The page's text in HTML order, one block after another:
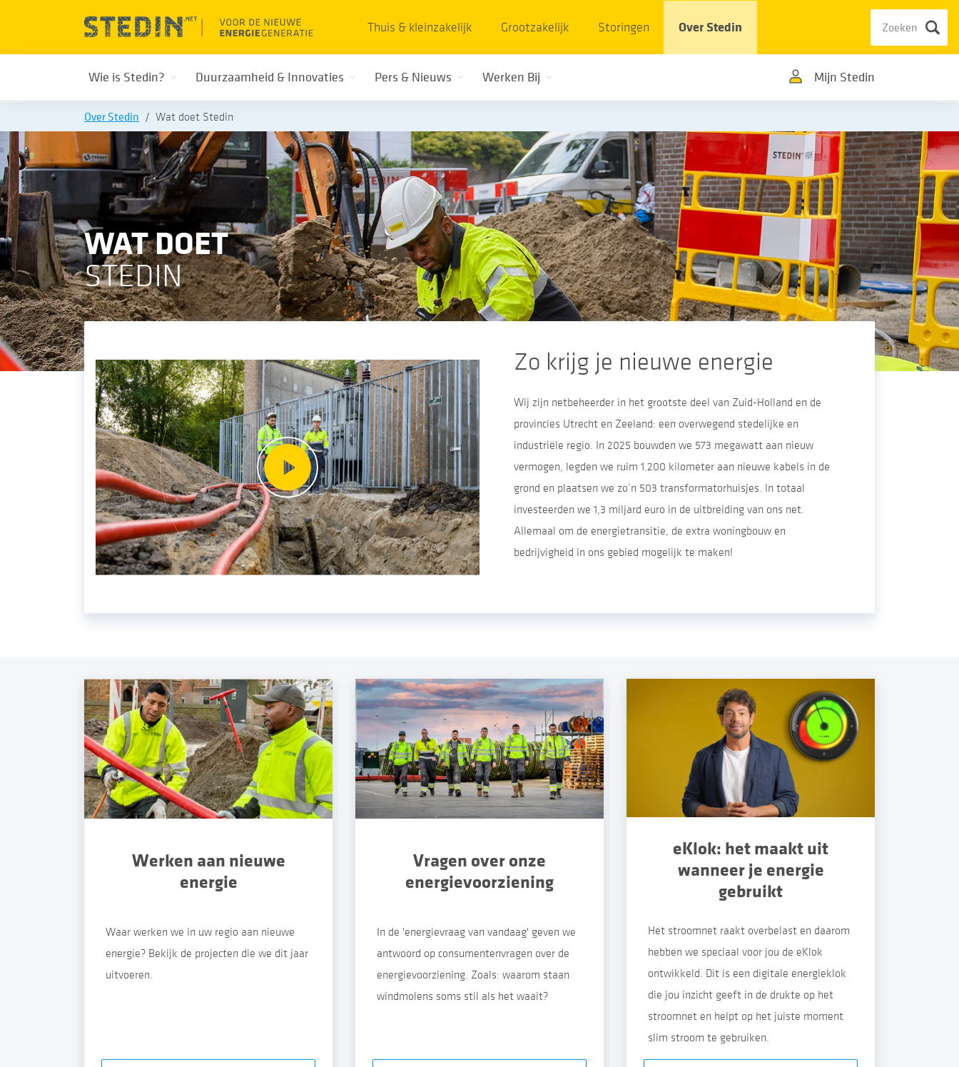
Thuis & kleinzakelijk Grootzakelijk Storingen Over Stedin
Wie is Stedin? Duurzaamheid & Innovaties Pers & Nieuws Werken Bij Mijn Stedin
Over Stedin Wat doet Stedin
WAT DOET
STEDIN
Zo krijg je nieuwe energie
Wij zijn netbeheerder in het grootste deel van Zuid-Holland en de
provincies Utrecht en Zeeland: een overwegend stedelijke en
industriële regio. In 2025 bouwden we 573 megawatt aan nieuw
vermogen, legden we ruim 1.200 kilometer aan nieuwe kabels in de
grond en plaatsen we zo’n 503 transformatorhuisjes. In totaal
investeerden we 1,3 miljard euro in de uitbreiding van ons net.
Allemaal om de energietransitie, de extra woningbouw en
bedrijvigheid in ons gebied mogelijk te maken!
Werken aan nieuwe
energie
Waar werken we in uw regio aan nieuwe
energie? Bekijk de projecten die we dit jaar
uitvoeren.
Vragen over onze
energievoorziening
In de 'energievraag van vandaag' geven we
antwoord op consumentenvragen over de
energievoorziening. Zoals: waarom staan
windmolens soms stil als het waait?
eKlok: het maakt uit
wanneer je energie
gebruikt
Het stroomnet raakt overbelast en daarom
hebben we speciaal voor jou de eKlok
ontwikkeld. Dit is een digitale energieklok
die jou inzicht geeft in de drukte op het
stroomnet en helpt op het juiste moment
slim stroom te gebruiken.